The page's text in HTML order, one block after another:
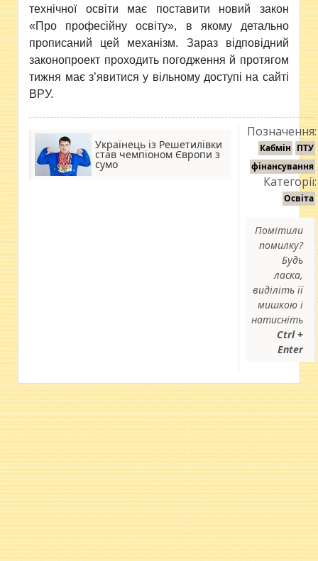
технічної освіти має поставити новий закон
«Про професійну освіту», в якому детально
прописаний цей механізм. Зараз відповідний
законопроект проходить погодження й протягом
тижня має з’явитися у вільному доступі на сайті
ВРУ.
Українець із Решетилівки
став чемпіоном Європи з
сумо
Позначення:
Кабмін ПТУ
фінансування
Категорії:
Освіта
Помітили
помилку?
Будь
ласка,
виділіть її
мишкою і
натисніть
Ctrl +
Enter